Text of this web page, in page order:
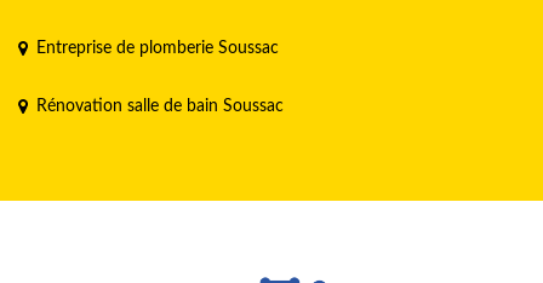
Entreprise de plomberie Soussac
Rénovation salle de bain Soussac